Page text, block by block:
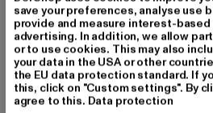
Materialzusammensetzung:
Elasthan
Art.Nr: TB2970-01400
Hersteller: TB International
Dr.-Robert-Murjahn-Straße 7 |
save your preferences, analyse use
provide and measure interest-
advertising. In addition, we allow
or to use cookies. This may also
your data in the USA or other
the EU data protection standard. If
this, click on "Custom settings". By
agree to this. Data protection